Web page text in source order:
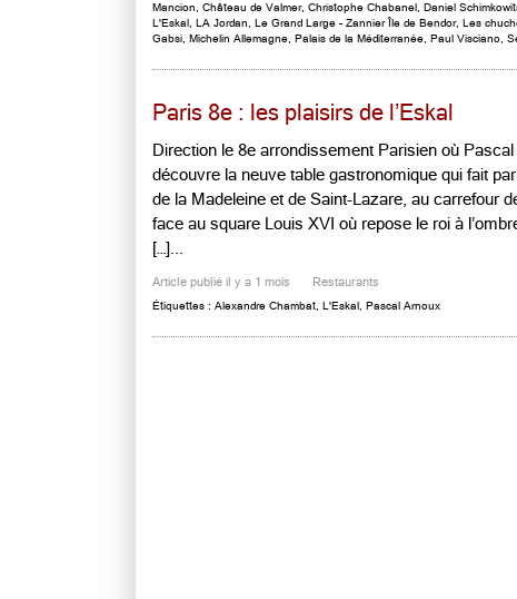
Mancion
Château de Valmer, Christophe Chabanel Daniel
L'Eskal LA Jordan Le Grand Large – Zannier Île de Bendor, Les
Gabsi Michelin Allemagne Palais de la Méditerranée Paul Visciano
Paris 8e : les plaisirs de l’Eskal
Direction le 8e arrondissement Parisien où
découvre la neuve table gastronomique qui fait
de la Madeleine et de Saint-Lazare, au carrefour
face au square Louis XVI où repose le roi à
[…]...
Article publié il y a 1 mois Restaurants
Étiquettes : Alexandre Chambat L'Eskal Pascal Arnoux